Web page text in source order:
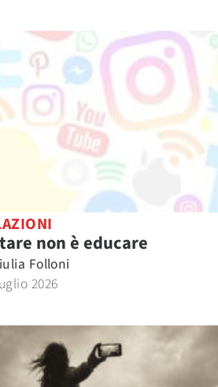
non è educare
Folloni
2026